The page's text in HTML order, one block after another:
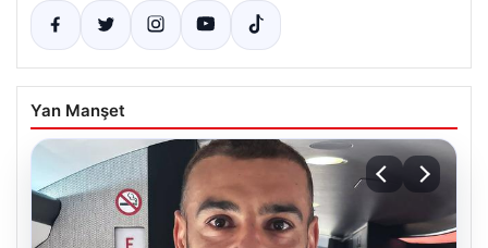
Yan Manşet